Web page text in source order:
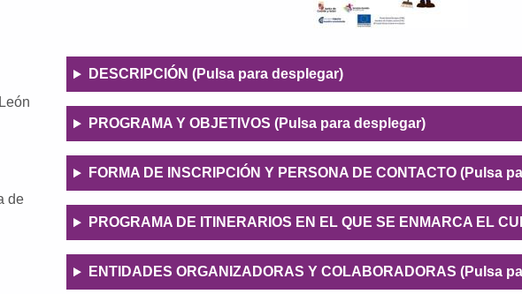
de
Descripció
DESCRIPCIÓN (Pulsa para desplegar)
PROGRAMA Y OBJETIVOS (Pulsa para desplegar)
FORMA DE INSCRIPCIÓN Y PERSONA DE CONTACTO (Pulsa
PROGRAMA DE ITINERARIOS EN EL QUE SE ENMARCA EL
ENTIDADES ORGANIZADORAS Y COLABORADORAS (Pulsa